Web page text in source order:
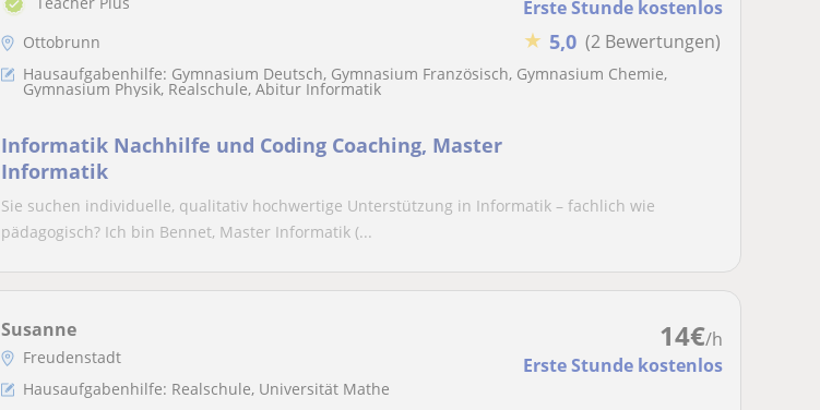
Erste Stunde kostenlos
★ 5,0 (2 Bewertungen)
Ottobrunn
Hausaufgabenhilfe: Gymnasium Deutsch, Gymnasium Französisch, Gymnasium Chemie,
Gymnasium Physik, Realschule, Abitur Informatik
Informatik Nachhilfe und Coding Coaching, Master
Informatik
Sie suchen individuelle, qualitativ hochwertige Unterstützung in Informatik – fachlich wie
pädagogisch? Ich bin Bennet, Master Informatik (...
14€/h
Erste Stunde kostenlos
Susanne
Freudenstadt
Hausaufgabenhilfe: Realschule, Universität Mathe